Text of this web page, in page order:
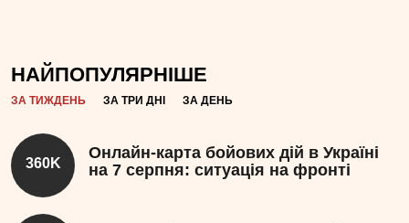
НАЙПОПУЛЯРНІШЕ
ЗА ТИЖДЕНЬ ЗА ТРИ ДНІ ЗА ДЕНЬ
360K
Онлайн-карта бойових дій в Україні
на 7 серпня: ситуація на фронті